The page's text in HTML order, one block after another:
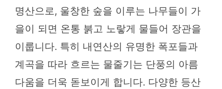
명산으로, 울창한 숲을 이루는 나무들이 가
을이 되면 온통 붉고 노랗게 물들어 장관을
이룹니다. 특히 내연산의 유명한 폭포들과
계곡을 따라 흐르는 물줄기는 단풍의 아름
다움을 더욱 돋보이게 합니다. 다양한 등산